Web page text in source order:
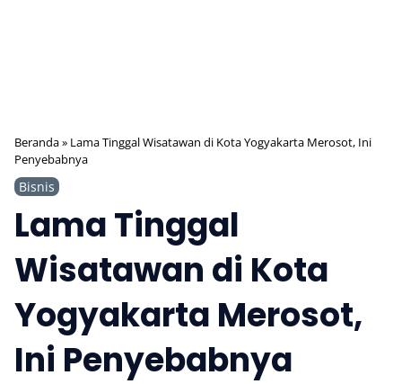
Beranda» Lama Tinggal Wisatawan di Kota Yogyakarta Merosot, Ini
Penyebabnya
Bisnis
Lama Tinggal
Wisatawan di Kota
Yogyakarta Merosot,
Ini Penyebabnya